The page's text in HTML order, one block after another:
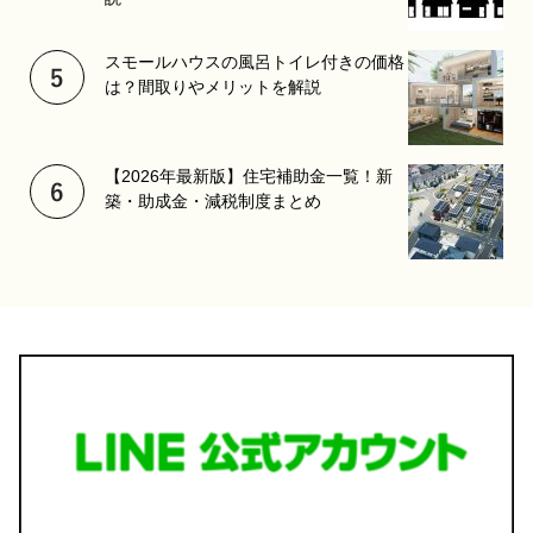
スモールハウスの風呂トイレ付きの価格
は？間取りやメリットを解説
【2026年最新版】住宅補助金一覧！新
築・助成金・減税制度まとめ